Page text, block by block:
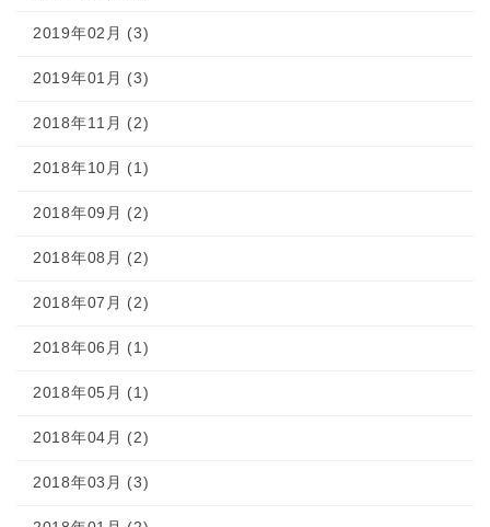
2019年02月 (3)
2019年01月 (3)
2018年11月 (2)
2018年10月 (1)
2018年09月 (2)
2018年08月 (2)
2018年07月 (2)
2018年06月 (1)
2018年05月 (1)
2018年04月 (2)
2018年03月 (3)